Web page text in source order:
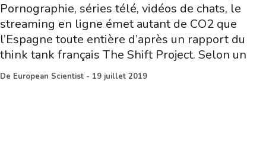
Pornographie, séries télé, vidéos de chats, le
streaming en ligne émet autant de CO2 que
l’Espagne toute entière d’après un rapport du
think tank français The Shift Project. Selon un
De European Scientist - 19 juillet 2019